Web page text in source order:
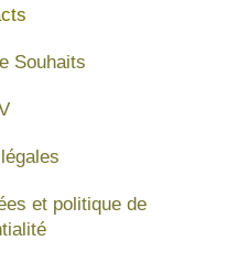
Souhaits
et politique de